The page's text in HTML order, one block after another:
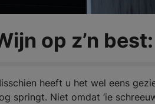
op z’n
heeft u het wel eens
springt. Niet omdat ‘ie